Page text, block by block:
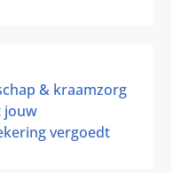
& kraamzorg
jouw
vergoedt